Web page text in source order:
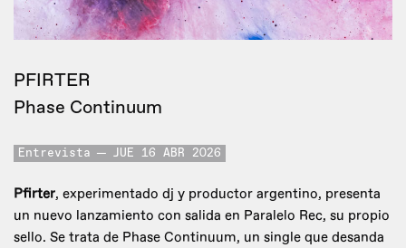
PFIRTER
Phase Continuum
Entrevista JUE 16 ABR 2026
Pfirter, experimentado dj y productor argentino, presenta
un nuevo lanzamiento con salida en Paralelo Rec, su propio
sello. Se trata de Phase Continuum, un single que desanda